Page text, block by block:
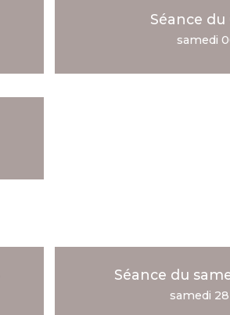
Séance
samedi
Séance du
samedi